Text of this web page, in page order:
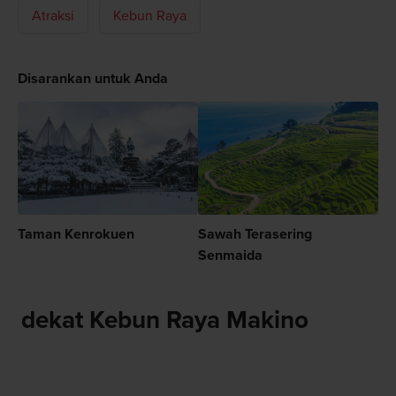
Atraksi Kebun Raya
Disarankan untuk Anda
Taman Kenrokuen
Sawah Terasering
Senmaida
dekat Kebun Raya Makino